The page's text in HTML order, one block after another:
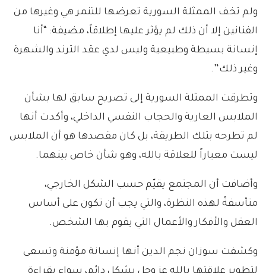
ولم تخف الممثلة السورية تعرضها للتنمر هي وغيرها من
الفنانين إلا أن ذلك لم يؤثر عليها إطلاقاً، مضيفة: “أنا
إنسانة بسيطة وطبيعية وليس لدي عقد الترند والشهرة
وغير ذلك”.
وتطرقت الممثلة السورية إلى تصريح سابق لها بشأن
الملابس العارية والحجاب النفسي الداخلي، وأكدت أنها
لم تطرحه بتلك الطريقة، بل كان مقصدها هو أن الملابس
ليست معياراً للعلاقة بالله، وهو شأن خاص بينهما.
وأضافت أن المجتمع يقيّم حسب الشكل الخارجي،
متأسفةً لهذه النظرة، والتي يجب أن تكون على أساس
العقل والأفكار والأعمال التي يقوم بها الشخص.
وكشفت سوزان نجم الدين أنها إنسانة مؤمنة وتسعى